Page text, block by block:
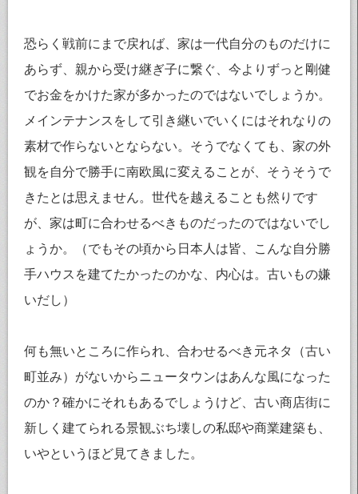
恐らく戦前にまで戻れば、家は一代自分のものだけに
あらず、親から受け継ぎ子に繋ぐ、今よりずっと剛健
でお金をかけた家が多かったのではないでしょうか。
メインテナンスをして引き継いでいくにはそれなりの
素材で作らないとならない。そうでなくても、家の外
観を自分で勝手に南欧風に変えることが、そうそうで
きたとは思えません。世代を越えることも然りです
が、家は町に合わせるべきものだったのではないでし
ょうか。（でもその頃から日本人は皆、こんな自分勝
手ハウスを建てたかったのかな、内心は。古いもの嫌
いだし）
何も無いところに作られ、合わせるべき元ネタ（古い
町並み）がないからニュータウンはあんな風になった
のか？確かにそれもあるでしょうけど、古い商店街に
新しく建てられる景観ぶち壊しの私邸や商業建築も、
いやというほど見てきました。